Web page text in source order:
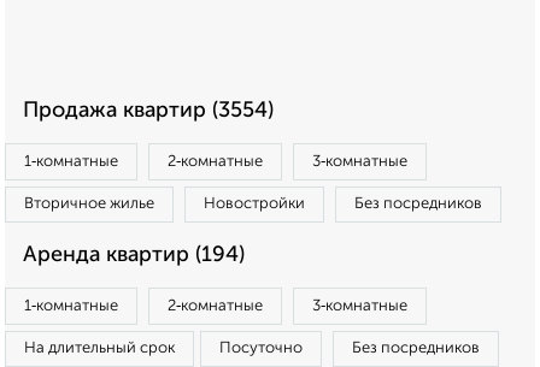
Продажа квартир (3554)
1‑комнатные 2‑комнатные 3‑комнатные
Вторичное жилье Новостройки Без посредников
Аренда квартир (194)
1‑комнатные 2‑комнатные 3‑комнатные
На длительный срок Посуточно Без посредников